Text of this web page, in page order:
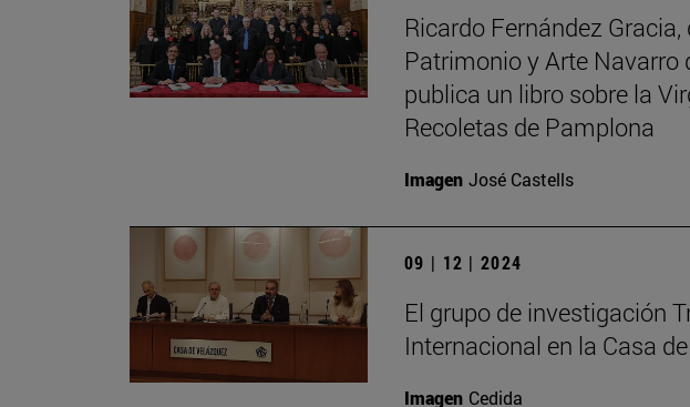
Ricardo Fernández
Patrimonio y Arte Navarro
publica un libro sobre la
Recoletas de Pamplona
Imagen José Castells
09 | 12 | 2024
El grupo de investigación
Internacional en la Casa
Imagen Cedida